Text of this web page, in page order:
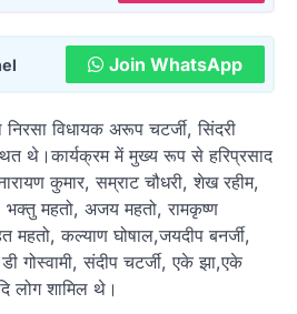
Join WhatsApp
विधायक अरूप चटर्जी, सिंदरी
थे।कार्यक्रम में मुख्य रूप से हरिप्रसाद
कुमार, सम्राट चौधरी, शेख रहीम,
भक्तु महतो, अजय महतो, रामकृष्ण
महतो, कल्याण घोषाल,जयदीप बनर्जी,
गोस्वामी, संदीप चटर्जी, एके झा,एके
लोग शामिल थे।